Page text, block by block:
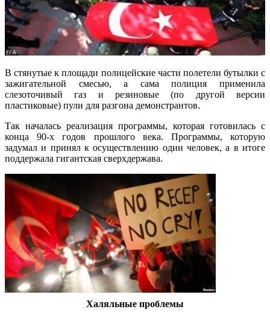
В стянутые к площади полицейские части полетели бутылки с
зажигательной смесью, а сама полиция применила
слезоточивый газ и резиновые (по другой версии
пластиковые) пули для разгона демонстрантов.
Так началась реализация программы, которая готовилась с
конца 90-х годов прошлого века. Программы, которую
задумал и принял к осуществлению один человек, а в итоге
поддержала гигантская сверхдержава.
Халяльные проблемы